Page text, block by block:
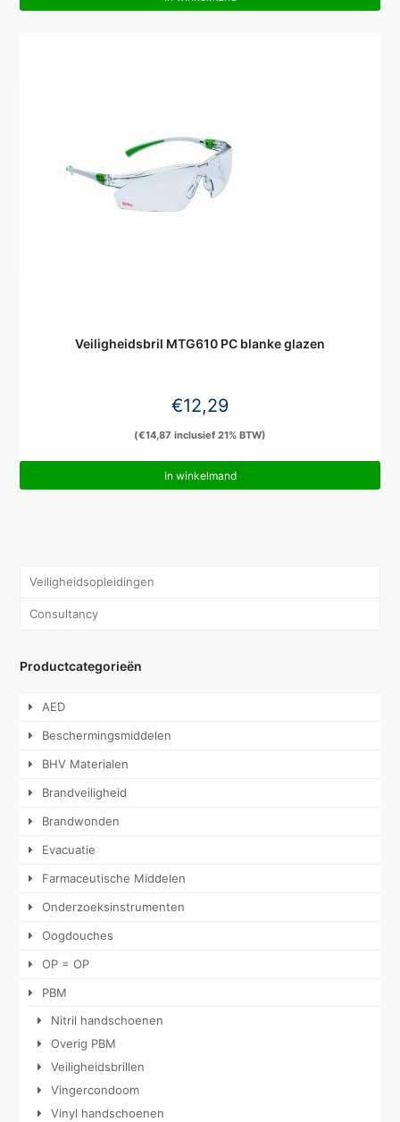
Veiligheidsbril MTG610 PC blanke glazen
€12,29
(€14,87 inclusief 21% BTW)
In winkelmand
Veiligheidsopleidingen
Consultancy
Productcategorieën
AED
Beschermingsmiddelen
BHV Materialen
Brandveiligheid
Brandwonden
Evacuatie
Farmaceutische Middelen
Onderzoeksinstrumenten
Oogdouches
OP = OP
PBM
Nitril handschoenen
Overig PBM
Veiligheidsbrillen
Vingercondoom
Vinyl handschoenen